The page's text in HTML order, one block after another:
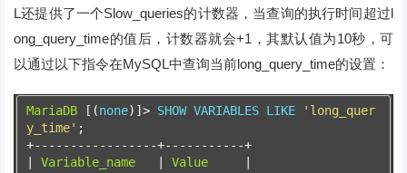
L还提供了一个Slow_queries的计数器，当查询的执行时间超过l
ong_query_time的值后，计数器就会+1，其默认值为10秒，可
以通过以下指令在MySQL中查询当前long_query_time的设置：
MariaDB [(none)]> SHOW VARIABLES LIKE
'long_quer
y_time' ;
+-----------------+-----------+
Variable_name Value